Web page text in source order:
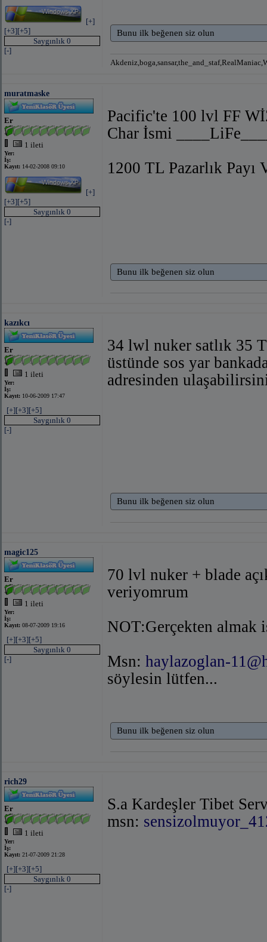
[+]
[+3][+5]
Saygınlık 0
[-]
Bunu ilk beğenen siz olun
muratmaske
Er
1 ileti
Yer:
İş:
Kayıt: 14-02-2008 09:10
[+]
[+3][+5]
Saygınlık 0
[-]
Pacific'te 100 lvl FF
Char İsmi
1200 TL Pazarlık
Bunu ilk beğenen siz olun
kazıkcı
Er
1 ileti
Yer:
İş:
Kayıt: 10-06-2009 17:47
[+][+3][+5]
Saygınlık 0
[-]
34 lwl nuker satlık 35
üstünde sos yar
adresinden
Bunu ilk beğenen siz olun
magic125
Er
1 ileti
Yer:
İş:
Kayıt: 08-07-2009 19:16
[+][+3][+5]
Saygınlık 0
[-]
70 lvl nuker + blade
veriyomrum
NOT:Gerçekten almak
Msn: haylazoglan-
söylesin lütfen...
Bunu ilk beğenen siz olun
rich29
Er
1 ileti
Yer:
İş:
Kayıt: 21-07-2009 21:28
[+][+3][+5]
Saygınlık 0
[-]
S.a Kardeşler Tibet
msn: